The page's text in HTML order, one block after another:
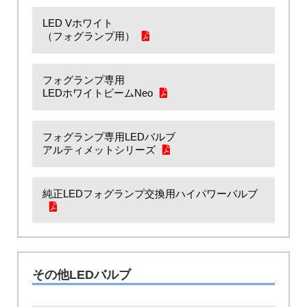
LED Vホワイト
（フォグランプ用）
フォグランプ専用
LEDホワイトビームNeo
フォグランプ専用LEDバルブ
アルティメットシリーズ
純正LEDフォグランプ交換用ハイパワーバルブ
その他LEDバルブ